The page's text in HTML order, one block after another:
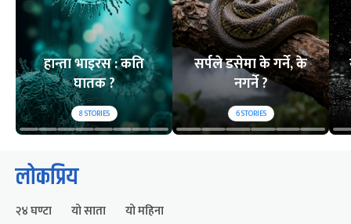
हान्ता भाइरस : कति
घातक ?
8STORIES
सर्पले डसेमा के गर्ने, के
नगर्ने ?
6STORIES
लोकप्रिय
२४ घण्टा यो साता यो महिना